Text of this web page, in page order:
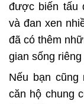
được biến tấu
và đan xen
đã có thêm
gian sống
Nếu bạn
căn hộ chung